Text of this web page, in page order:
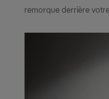
remorque derrière votre